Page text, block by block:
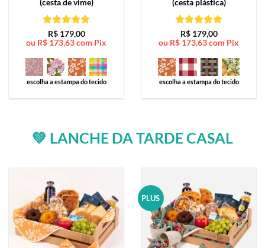
(cesta de vime)
Avaliação5
de 5
R$179,00
ou R$ 173,63com Pix
escolha a estampa do tecido
(cesta plástica)
Avaliação5
de 5
R$179,00
ou R$ 173,63com Pix
escolha a estampa do tecido
💚 LANCHE DA TARDE CASAL
PLUS